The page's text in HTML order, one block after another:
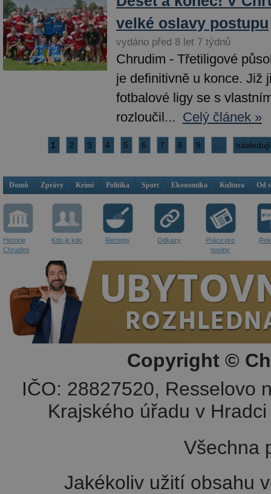
velké oslavy postupu
vydáno před 8 let 7 týdnů
Chrudim - Třetiligové
je definitivně u konce. Již
fotbalové ligy se s
rozloučil... Celý článek »
1 2 3 4 5 6 7 8 9
Domů Zprávy Krimi Politika Sport Ekonomika Kultura Od
Historie
Chrudimi
Kdo je kdo Recepty Odkazy
Práce pro
noviny
Copyright ©
IČO: 28827520, Resselovo
Krajského úřadu v
Všechna
Jakékoliv užití obsahu